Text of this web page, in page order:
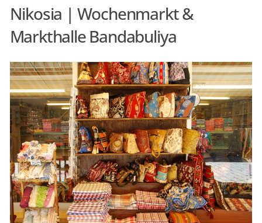
Nikosia | Wochenmarkt &
Markthalle Bandabuliya